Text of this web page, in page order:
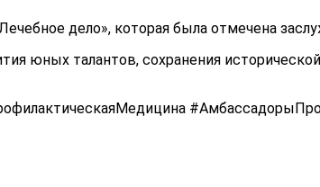
дело», которая была отмечена
юных талантов, сохранения